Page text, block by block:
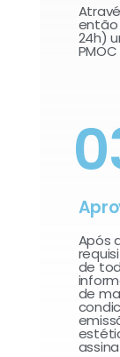
24h)
Após
de
de